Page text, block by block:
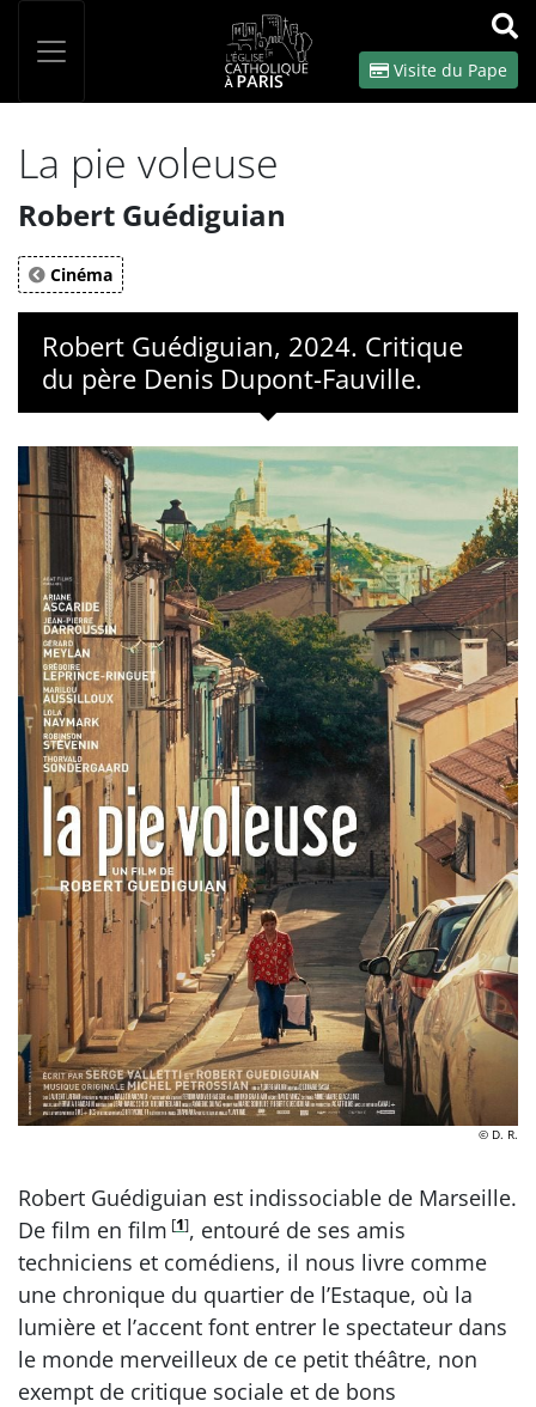
OK
Visite du Pape
La pie voleuse
Robert Guédiguian
Cinéma
Robert Guédiguian, 2024. Critique
du père Denis Dupont-Fauville.
© D. R.
Robert Guédiguian est indissociable de Marseille.
De film en film [1], entouré de ses amis
techniciens et comédiens, il nous livre comme
une chronique du quartier de l’Estaque, où la
lumière et l’accent font entrer le spectateur dans
le monde merveilleux de ce petit théâtre, non
exempt de critique sociale et de bons
Panneau de gestion des cookies